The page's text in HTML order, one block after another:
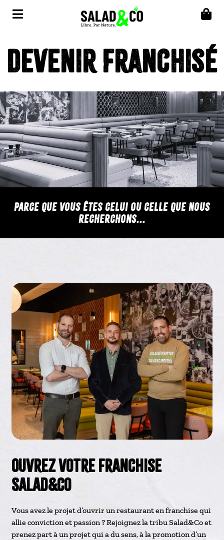
Devenir Franchisé
Parce que vous êtes celui ou celle que nous
recherchons...
Ouvrez votre franchise
Salad&co
Vous avez le projet d’ouvrir un restaurant en franchise qui
allie conviction et passion ? Rejoignez la tribu Salad&Co et
prenez part à un projet qui a du sens, à la promotion d’un